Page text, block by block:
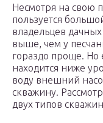
Несмотря на свою
пользуется
владельцев
выше, чем у
гораздо проще. Но
находится ниже
воду внешний
скважину.
двух типов